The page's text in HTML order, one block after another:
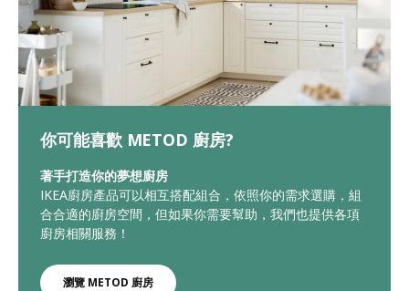
你可能喜歡 METOD 廚房?
著手打造你的夢想廚房
IKEA廚房產品可以相互搭配組合，依照你的需求選購，組
合合適的廚房空間，但如果你需要幫助，我們也提供各項
廚房相關服務！
瀏覽 METOD 廚房